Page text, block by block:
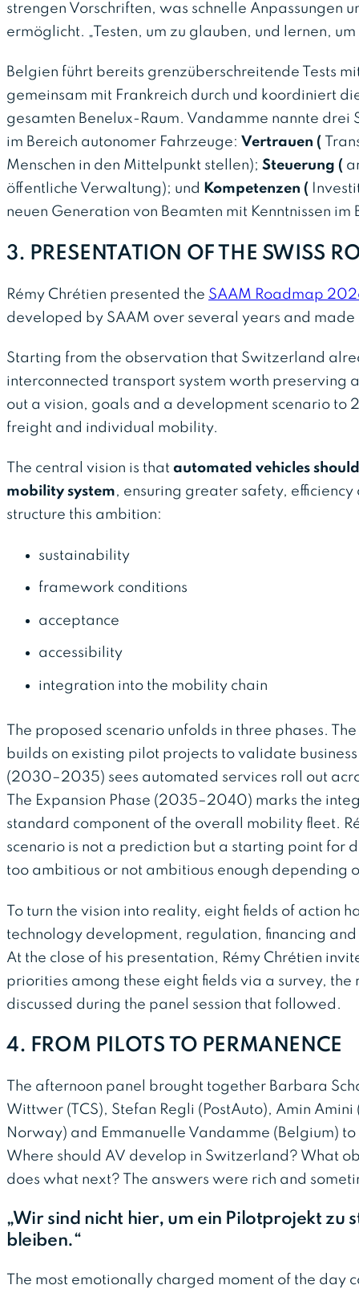
strengen Vorschriften, was schnelle Anpassungen
ermöglicht. „Testen, um zu glauben, und lernen,
Belgien führt bereits grenzüberschreitende Tests
gemeinsam mit Frankreich durch und koordiniert
gesamten Benelux-Raum. Vandamme nannte
im Bereich autonomer Fahrzeuge: Vertrauen (
Menschen in den Mittelpunkt stellen); Steuerung (
öffentliche Verwaltung); und
Kompetenzen (
neuen Generation von Beamten mit Kenntnissen
3. PRESENTATION OF THE SWISS
Rémy Chrétien presented the SAAM Roadmap
developed by SAAM over several years and made
Starting from the observation that Switzerland
interconnected transport system worth preserving
out a vision, goals and a development scenario
freight and individual mobility.
The central vision is that automated vehicles
mobility system, ensuring greater safety,
structure this ambition:
sustainability
framework conditions
acceptance
accessibility
integration into the mobility chain
The proposed scenario unfolds in three phases.
builds on existing pilot projects to validate business
(2030–2035) sees automated services roll out
The Expansion Phase (2035–2040) marks the
standard component of the overall mobility fleet.
scenario is not a prediction but a starting point for
too ambitious or not ambitious enough depending
To turn the vision into reality, eight fields of action
technology development, regulation, financing
At the close of his presentation, Rémy Chrétien
priorities among these eight fields via a survey,
discussed during the panel session that followed.
4. FROM PILOTS TO PERMANENCE
The afternoon panel brought together Barbara
Wittwer (TCS), Stefan Regli (PostAuto), Amin
Norway) and Emmanuelle Vandamme (Belgium)
Where should AV develop in Switzerland? What
does what next? The answers were rich and
„Wir sind nicht hier, um ein Pilotprojekt zu
bleiben.“
The most emotionally charged moment of the day